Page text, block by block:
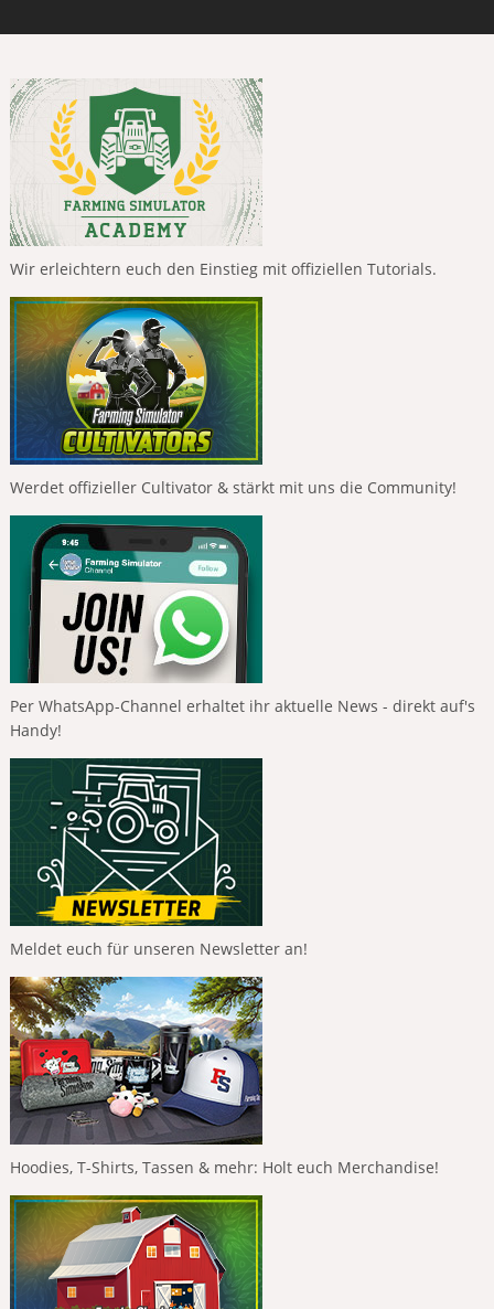
Wir erleichtern euch den Einstieg mit offiziellen Tutorials.
Werdet offizieller Cultivator & stärkt mit uns die Community!
Per WhatsApp-Channel erhaltet ihr aktuelle News - direkt auf's
Handy!
Meldet euch für unseren Newsletter an!
Hoodies, T-Shirts, Tassen & mehr: Holt euch Merchandise!